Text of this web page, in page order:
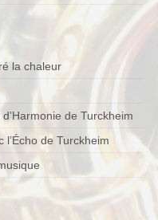
la chaleur
de Turckheim
de Turckheim